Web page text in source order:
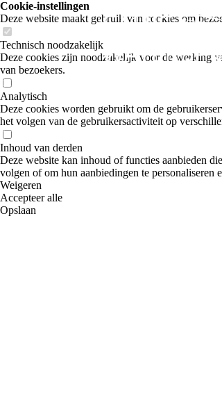
Cookie-instellingen
Deze website maakt gebruik van cookies om
Technisch noodzakelijk
Deze cookies zijn noodzakelijk voor de werking
van bezoekers.
Analytisch
Deze cookies worden gebruikt om de
het volgen van de gebruikersactiviteit op
Inhoud van derden
Deze website kan inhoud of functies aanbieden
volgen of om hun aanbiedingen te personaliseren
Weigeren
Accepteer alle
Opslaan